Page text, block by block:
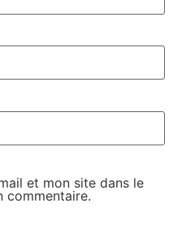
et mon site dans le
commentaire.